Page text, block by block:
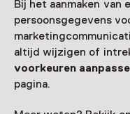
Bij het aanmaken van
persoonsgegevens
altijd wijzigen of
voorkeuren
pagina.
2628 AR Delft
Route plannen
015 - 76 00 800
Vandaag open
Meer